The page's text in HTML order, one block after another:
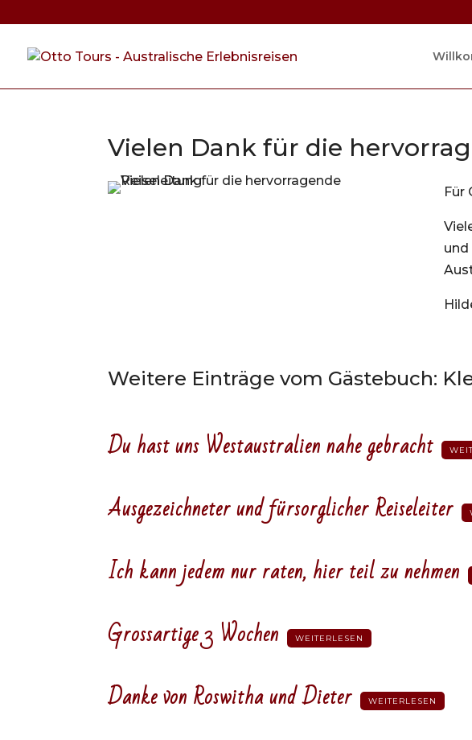
Vielen Dank für die
Für
Weitere Einträge vom Gästebuch:
Du hast uns Westaustralien nahe gebracht
Ausgezeichneter und fürsorglicher Reiseleiter
Ich kann jedem nur raten, hier teil zu nehmen
Grossartige 3 Wochen WEITERLESEN
Danke von Roswitha und Dieter WEITERLESEN